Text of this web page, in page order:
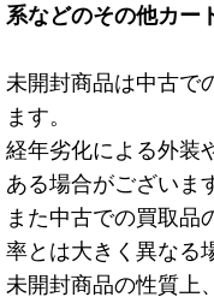
系などのその他カー
未開封商品は中古で
ます。
経年劣化による外装
ある場合がございま
また中古での買取品
率とは大きく異なる
未開封商品の性質上